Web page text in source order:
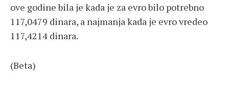
ove godine bila je kada je za evro bilo potrebno
117,0479 dinara, a najmanja kada je evro vredeo
117,4214 dinara.
(Beta)